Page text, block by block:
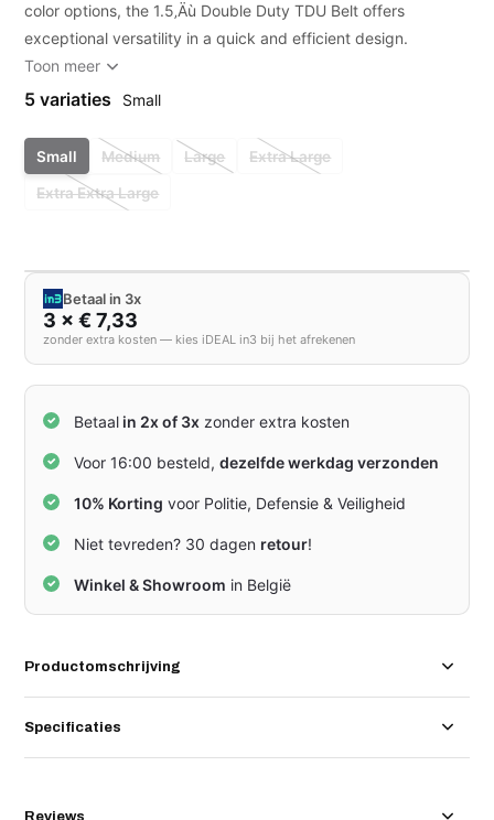
color options, the 1.5‚Äù Double Duty TDU Belt offers
exceptional versatility in a quick and efficient design.
Toon meer
5 variaties Small
Small Medium Large Extra Large
Extra Extra Large
Betaal in 3x
3 × € 7,33
zonder extra kosten — kies iDEAL in3 bij het afrekenen
Betaal in 2x of 3x zonder extra kosten
Voor 16:00 besteld,dezelfde werkdag verzonden
10% Korting voor Politie, Defensie & Veiligheid
Niet tevreden? 30 dagen retour!
Winkel & Showroom in België
Productomschrijving
Specificaties